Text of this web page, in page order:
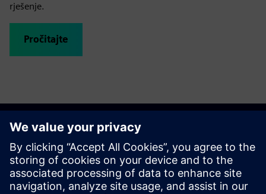
rješenje.
Pročitajte
Otkrijte mogućnosti